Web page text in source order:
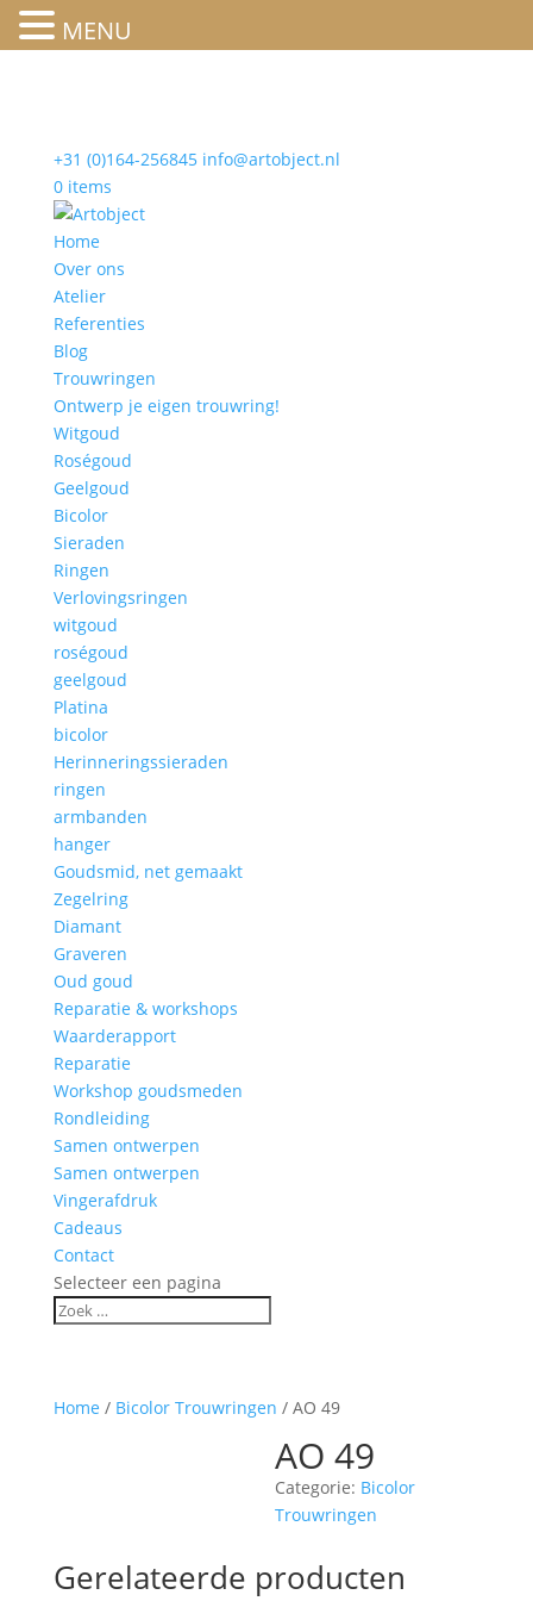
+31 (0)164-256845 info@artobject.nl
0 items
Home
Over ons
Atelier
Referenties
Blog
Trouwringen
Ontwerp je eigen trouwring!
Witgoud
Roségoud
Geelgoud
Bicolor
Sieraden
Ringen
Verlovingsringen
witgoud
roségoud
geelgoud
Platina
bicolor
Herinneringssieraden
ringen
armbanden
hanger
Goudsmid, net gemaakt
Zegelring
Diamant
Graveren
Oud goud
Reparatie & workshops
Waarderapport
Reparatie
Workshop goudsmeden
Rondleiding
Samen ontwerpen
Samen ontwerpen
Vingerafdruk
Cadeaus
Contact
Selecteer een pagina
Home / Bicolor Trouwringen / AO 49
AO 49
Categorie: Bicolor
Trouwringen
Gerelateerde producten
MENU